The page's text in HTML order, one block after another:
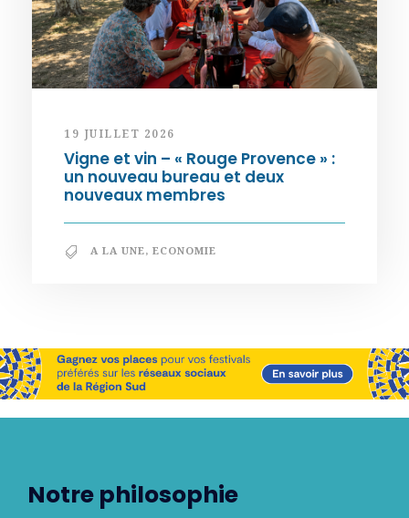
19 JUILLET 2026
Vigne et vin – « Rouge Provence » :
un nouveau bureau et deux
nouveaux membres
A LA UNE, ECONOMIE
Notre philosophie